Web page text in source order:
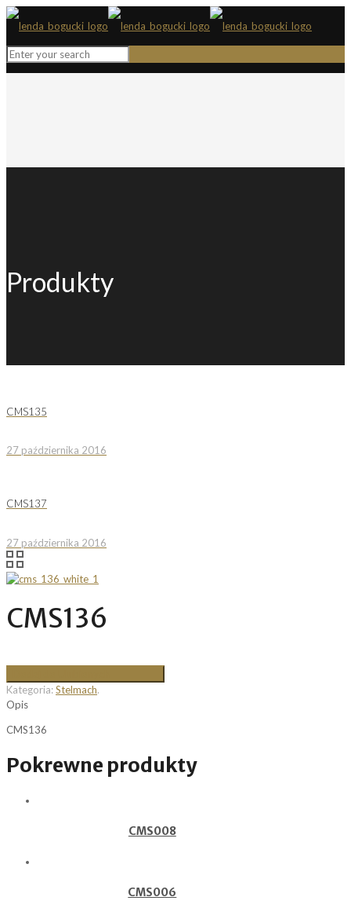
Produkty
CMS135
27 października 2016
CMS137
27 października 2016
CMS136
Kategoria:Stelmach.
Opis
CMS136
Pokrewne produkty
CMS008
CMS006